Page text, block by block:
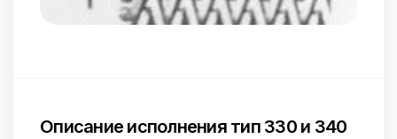
Описание исполнения тип 330 и 340